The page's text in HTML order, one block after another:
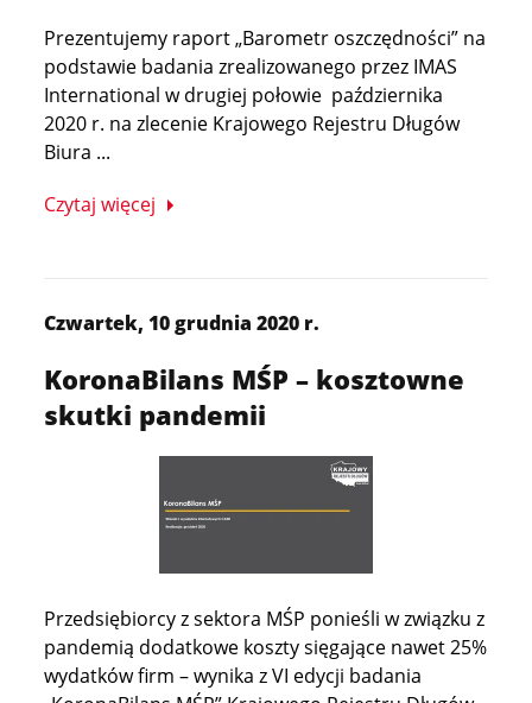
Prezentujemy raport „Barometr oszczędności” na
podstawie badania zrealizowanego przez IMAS
International w drugiej połowie października
2020 r. na zlecenie Krajowego Rejestru Długów
Biura ...
Czytaj więcej
Czwartek, 10 grudnia 2020 r.
KoronaBilans MŚP – kosztowne
skutki pandemii
Przedsiębiorcy z sektora MŚP ponieśli w związku z
pandemią dodatkowe koszty sięgające nawet 25%
wydatków firm – wynika z VI edycji badania